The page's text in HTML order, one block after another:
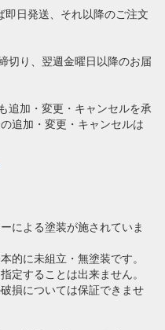
即日発送、それ以降のご注文
切り、翌週金曜日以降のお届
追加・変更・キャンセルを承
追加・変更・キャンセルは
による塗装が施されていま
的に未組立・無塗装です。
定することは出来ません。
損については保証できませ